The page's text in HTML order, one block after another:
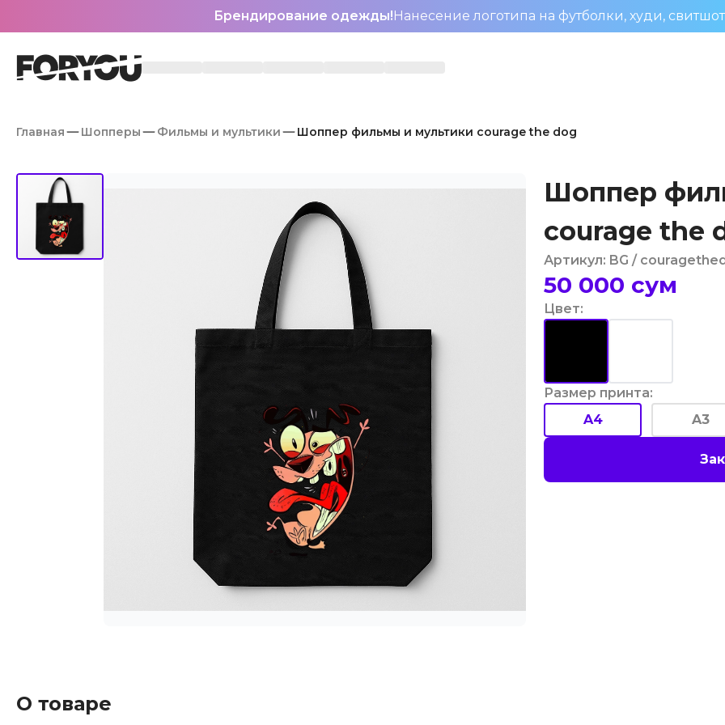
Брендирование одежды!Нанесение логотипа на футболки, худи,
Главная Шопперы Фильмы и мультики Шоппер фильмы и мультики courage the dog
Шоппер
courage the
Артикул: BG /
50 000 сум
Цвет:
Размер принта:
A4
A3
О товаре